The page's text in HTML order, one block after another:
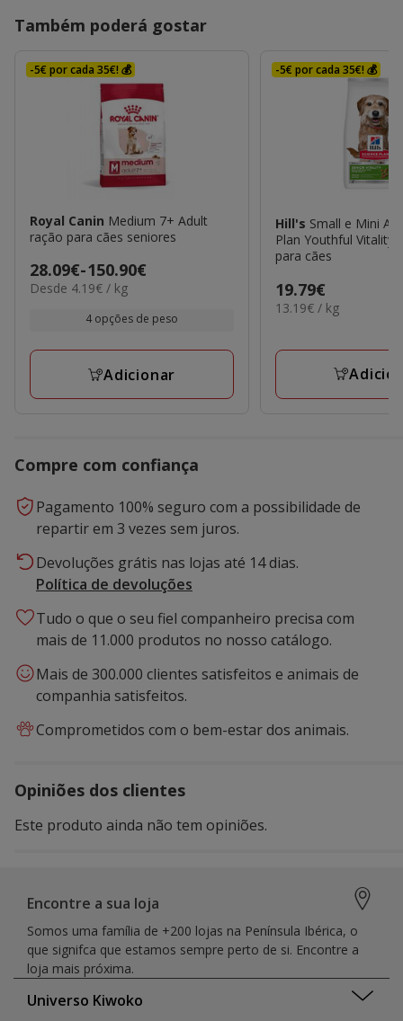
Também poderá gostar
-5€ por cada 35€! 💰
Royal Canin Medium 7+ Adult
ração para cães seniores
Preço
de
150.90€
28.09€-150.90€
4.19€
Desde 4.19€ / kg
4 opções de peso
Adicionar
-5€ por cada 35€! 💰
Hill's Small e Mini
Plan Youthful Vitality
para cães
Preço
19.79€
19.79€
13.19€
13.19€ / kg
Compre com confiança
Pagamento 100% seguro com a possibilidade de
repartir em 3 vezes sem juros.
Devoluções grátis nas lojas até 14 dias.
Política de devoluções
Tudo o que o seu fiel companheiro precisa com
mais de 11.000 produtos no nosso catálogo.
Mais de 300.000 clientes satisfeitos e animais de
companhia satisfeitos.
Comprometidos com o bem-estar dos animais.
Opiniões dos clientes
Este produto ainda não tem opiniões.
Encontre a sua loja
Somos uma família de +200 lojas na Península Ibérica, o
que signifca que estamos sempre perto de si. Encontre a
loja mais próxima.
Universo Kiwoko